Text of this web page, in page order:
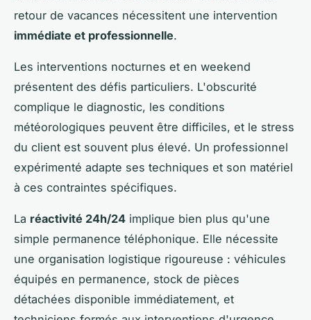
retour de vacances nécessitent une intervention
immédiate et professionnelle.
Les interventions nocturnes et en weekend
présentent des défis particuliers. L'obscurité
complique le diagnostic, les conditions
météorologiques peuvent être difficiles, et le stress
du client est souvent plus élevé. Un professionnel
expérimenté adapte ses techniques et son matériel
à ces contraintes spécifiques.
La réactivité 24h/24 implique bien plus qu'une
simple permanence téléphonique. Elle nécessite
une organisation logistique rigoureuse : véhicules
équipés en permanence, stock de pièces
détachées disponible immédiatement, et